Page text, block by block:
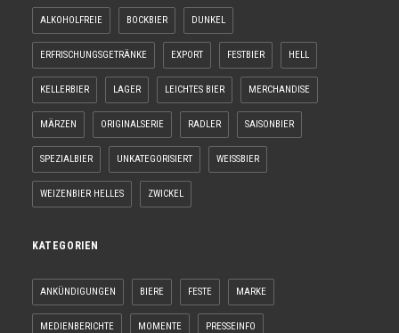
ALKOHOLFREIE BOCKBIER DUNKEL
ERFRISCHUNGSGETRÄNKE EXPORT FESTBIER HELL
KELLERBIER LAGER LEICHTES BIER MERCHANDISE
MÄRZEN ORIGINALSERIE RADLER SAISONBIER
SPEZIALBIER UNKATEGORISIERT WEISSBIER
WEIZENBIER HELLES ZWICKEL
KATEGORIEN
ANKÜNDIGUNGEN BIERE FESTE MARKE
MEDIENBERICHTE MOMENTE PRESSEINFO